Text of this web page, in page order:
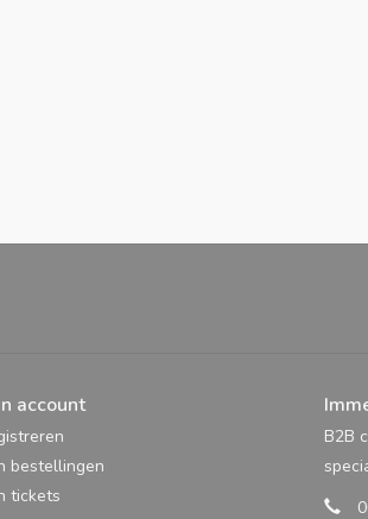
account
bestellingen
tickets
B2B